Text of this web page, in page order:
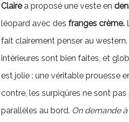
Clairea proposé une veste en
léopard avec des franges crème.
fait clairement penser au
intérieures sont bien faites, et
est jolie : une véritable prouesse
contre, les surpiqûres ne sont
parallèles au bord. On demande